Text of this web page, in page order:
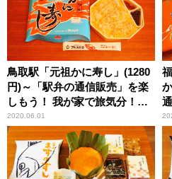
鳥取駅「元祖かに寿し」(1280
円)～「駅弁の通信販売」を楽
しもう！ 我が家で旅気分！
(vol.10アベ鳥取堂編)
2020.06.01